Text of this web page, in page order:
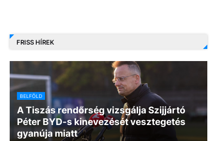
FRISS HÍREK
BELFÖLD
A Tiszás rendőrség vizsgálja Szijjártó
Péter BYD-s kinevezését vesztegetés
gyanúja miatt